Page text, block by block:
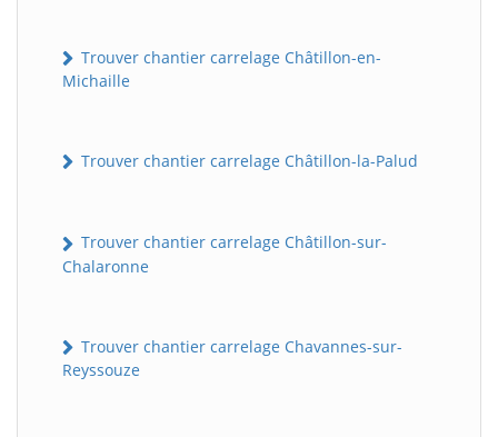
Trouver chantier carrelage Châtillon-en-
Michaille
Trouver chantier carrelage Châtillon-la-Palud
Trouver chantier carrelage Châtillon-sur-
Chalaronne
Trouver chantier carrelage Chavannes-sur-
Reyssouze